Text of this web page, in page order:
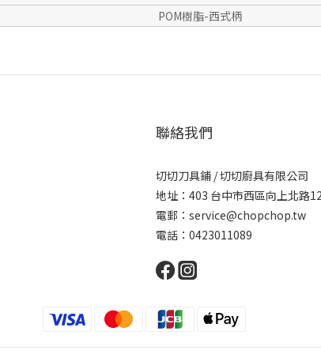
POM樹脂-西式柄
聯絡我們
切切刀具鋪 / 切切廚具有限公司
地址：403 台中市西區向上北路
電郵：service@chopchop.tw
電話：0423011089